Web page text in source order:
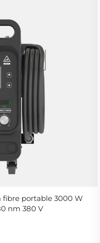
fibre portable 3000 W
nm 380 V